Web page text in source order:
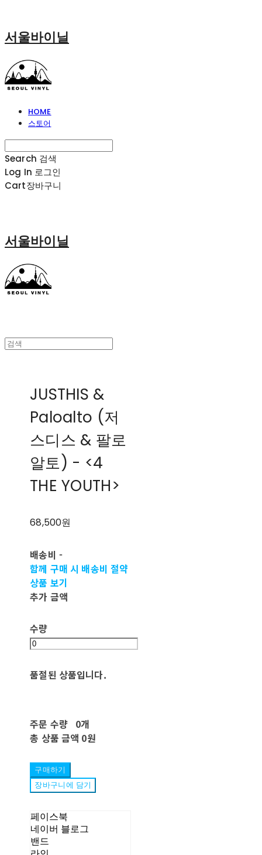
서울바이닐
HOME
스토어
Search 검색
Log In 로그인
Cart장바구니
서울바이닐
JUSTHIS &
Paloalto (저
스디스 & 팔로
알토) - <4
THE YOUTH>
68,500원
배송비 -
함께 구매 시 배송비 절약
상품 보기
추가 금액
수량
품절된 상품입니다.
주문 수량 0개
총 상품 금액 0원
구매하기
장바구니에 담기
페이스북
네이버 블로그
밴드